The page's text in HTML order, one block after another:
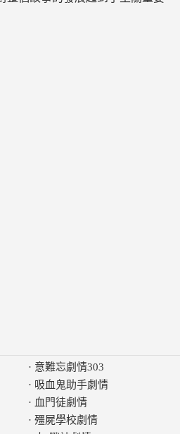
· 意難忘劇情303
· 吸血鬼助手劇情
· 血門徒劇情
· 殭屍學校劇情